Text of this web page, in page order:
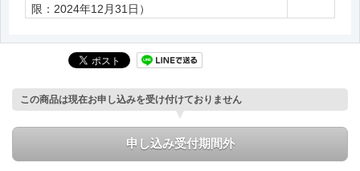
限：2024年12月31日）
この商品は現在お申し込みを受け付けておりません
申し込み受付期間外